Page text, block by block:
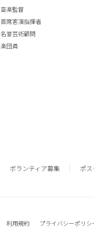
音楽監督
首席客演指揮者
名誉芸術顧問
楽団員
ボランティア募集 ポ
利用規約 プライバシーポリシ